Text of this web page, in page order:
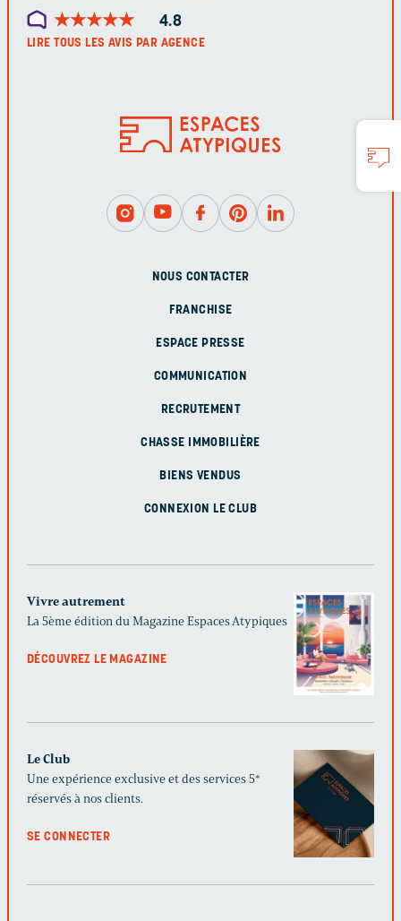
★★★★★
★★★★★ 4.8
LIRE TOUS LES AVIS PAR AGENCE
NOUS CONTACTER
FRANCHISE
ESPACE PRESSE
COMMUNICATION
RECRUTEMENT
CHASSE IMMOBILIÈRE
BIENS VENDUS
CONNEXION LE CLUB
Vivre autrement
La 5ème édition du Magazine Espaces Atypiques
DÉCOUVREZ LE MAGAZINE
Le Club
Une expérience exclusive et des services 5*
réservés à nos clients.
SE CONNECTER